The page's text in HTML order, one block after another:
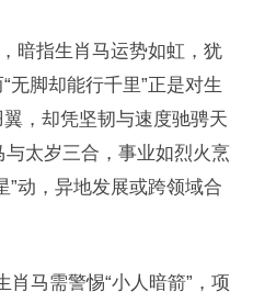
暗指生肖马运势如虹，犹
无脚却能行千里”正是对生
，却凭坚韧与速度驰骋天
太岁三合，事业如烈火烹
”动，异地发展或跨领域合
肖马需警惕“小人暗箭”，项